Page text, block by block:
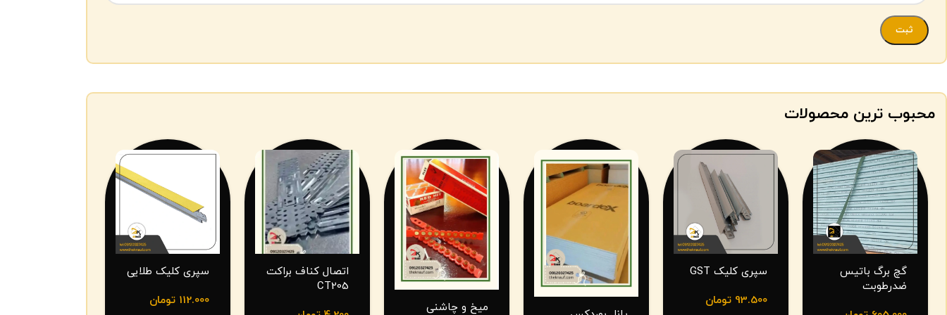
محبوب ترین محصولات
گچ برگ باتیس
ضدرطوبت
سپری کلیک GST
93.500 تومان
میخ و چاشنی
اتصال کناف براکت
CT205
سپری کلیک طلایی
112.000 تومان